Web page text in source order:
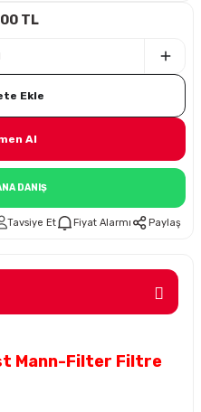
TL
Ekle
Al
DANIŞ
Tavsiye Et Fiyat Alarmı Paylaş
Mann-Filter Filtre